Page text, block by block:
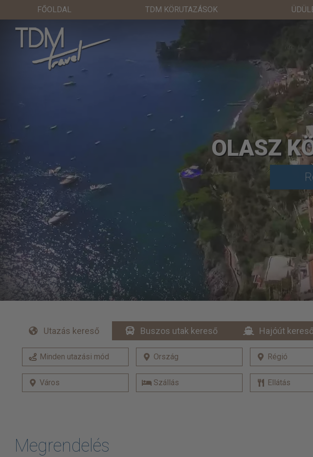
FŐOLDAL TDM KÖRUTAZÁSOK
OLASZ
Utazás kereső Buszos utak kereső Hajóút
Megrendelés